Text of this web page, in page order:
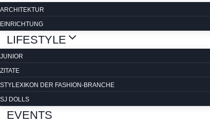
ARCHITEKTUR
EINRICHTUNG
LIFESTYLE
JUNIOR
ZITATE
STYLEXIKON DER FASHION-BRANCHE
SJ DOLLS
EVENTS